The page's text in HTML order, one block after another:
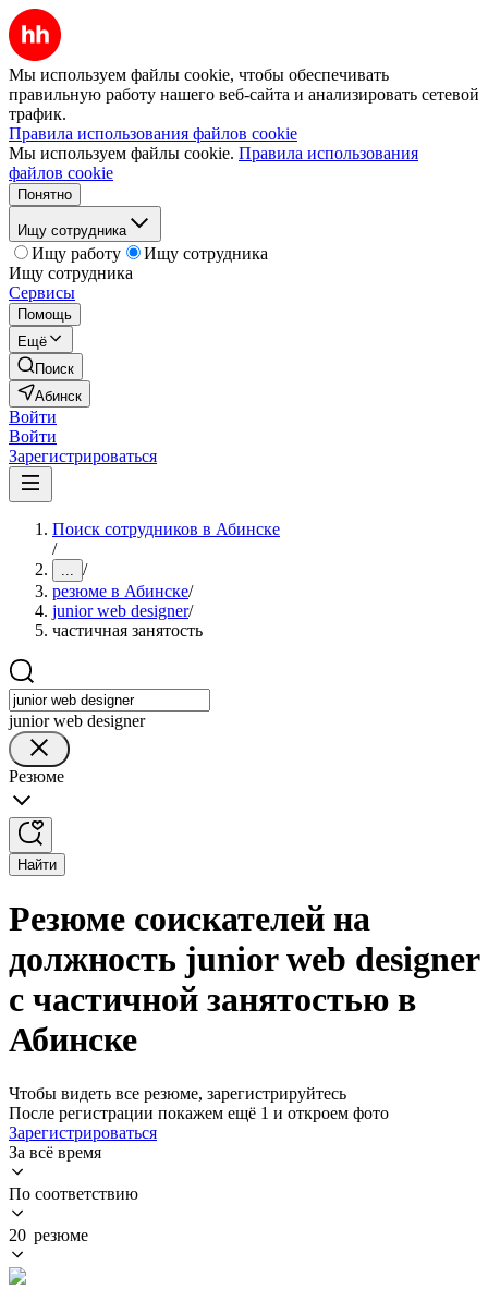
Мы используем файлы cookie, чтобы обеспечивать
правильную работу нашего веб-сайта и анализировать сетевой
трафик.
Правила использования файлов cookie
Мы используем файлы cookie. Правила использования
файлов cookie
Понятно
Ищу сотрудника
Ищу работу
Ищу сотрудника
Ищу сотрудника
Сервисы
Помощь
Ещё
Поиск
Абинск
Войти
Войти
Зарегистрироваться
Поиск сотрудников в Абинске
/
... /
резюме в Абинске/
junior web designer/
частичная занятость
junior web designer
Резюме
Найти
Резюме соискателей на
должность junior web designer
с частичной занятостью в
Абинске
Чтобы видеть все резюме, зарегистрируйтесь
После регистрации покажем ещё 1 и откроем фото
Зарегистрироваться
За всё время
По соответствию
20 резюме